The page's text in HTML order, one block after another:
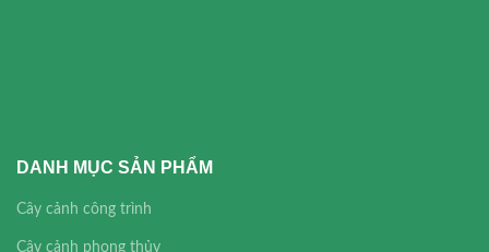
DANH MỤC SẢN PHẨM
Cây cảnh công trình
Cây cảnh phong thủy